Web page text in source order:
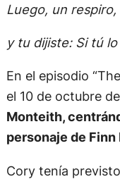
Luego, un respiro,
y tu dijiste: Si tú
En el episodio
el 10 de octubre
Monteith,
personaje de Finn
Cory tenía